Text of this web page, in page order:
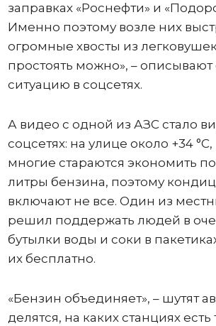
заправках «Роснефти» и
Именно поэтому возле них
огромные хвосты из
простоять можно», –
ситуацию в соцсетях.
А видео с одной из АЗС стало
соцсетях: на улице около +34
многие стараются экономить
литры бензина, поэтому
включают не все. Один из
решил поддержать людей в
бутылки воды и соки в
их бесплатно.
«Бензин объединяет», – шутят
делятся, на каких станциях есть